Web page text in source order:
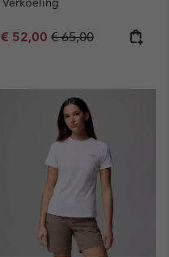
Sale price:
€ 52,00 Regular price:
€ 65,00